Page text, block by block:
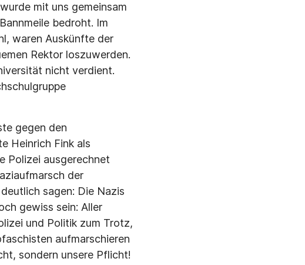
mit uns gemeinsam
bedroht. Im
waren Auskünfte der
Rektor loszuwerden.
nicht verdient.
gegen den
Heinrich Fink als
Polizei ausgerechnet
der
sagen: Die Nazis
gewiss sein: Aller
und Politik zum Trotz,
aufmarschieren
sondern unsere Pflicht!